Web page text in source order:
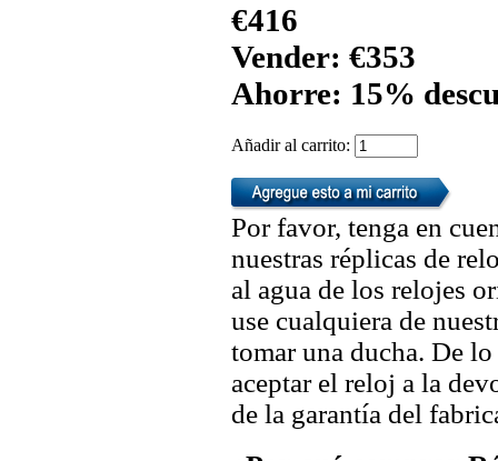
€416
Vender: €353
Ahorre: 15%
Añadir al carrito:
Por favor, tenga en
nuestras réplicas de
al agua de los relojes
use cualquiera de
tomar una ducha. De
aceptar el reloj a la
de la garantía del